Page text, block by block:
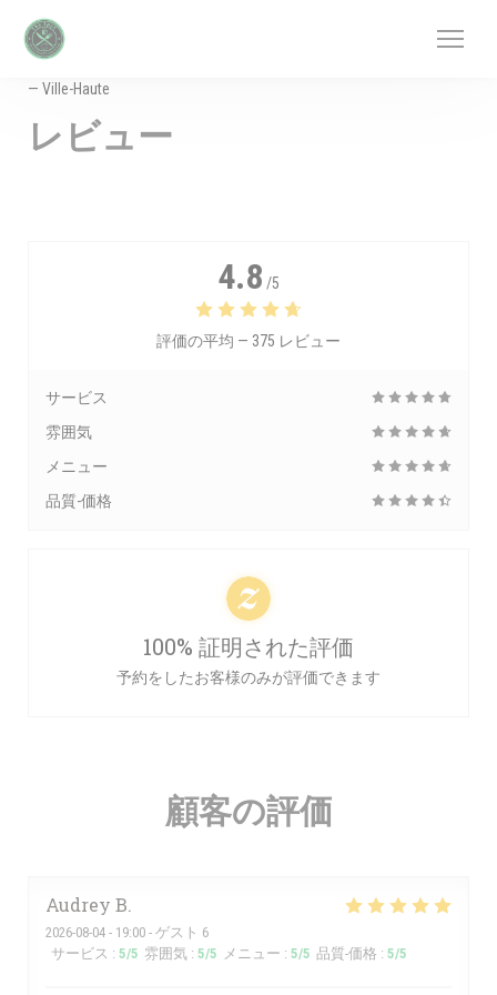
— Ville-Haute
レビュー
顧客の評価
Audrey B
2026-08-04 - 19:00 - ゲスト 6
サービス : 5/5 雰囲気 : 5/5 メニュー : 5/5 品質-価格 : 5/5
4.8 /5
評価の平均 — 375 レビュー
サービス
雰囲気
メニュー
品質-価格
100% 証明された評価
予約をしたお客様のみが評価できます